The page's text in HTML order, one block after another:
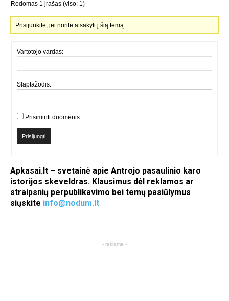
Rodomas 1 įrašas (viso: 1)
Prisijunkite, jei norite atsakyti į šią temą.
Vartotojo vardas:
Slaptažodis:
Prisiminti duomenis
Prisijungti
Apkasai.lt – svetainė apie Antrojo pasaulinio karo
istorijos skeveldras. Klausimus dėl reklamos ar
straipsnių perpublikavimo bei temų pasiūlymus
siųskite info@nodum.lt
- reklama -